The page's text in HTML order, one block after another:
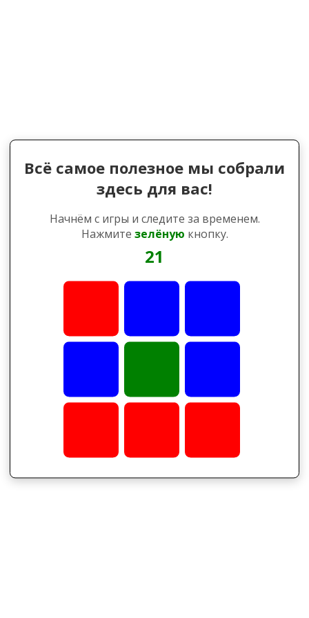
Всё самое полезное мы собрали
здесь для вас!
Начнём с игры и следите за временем.
Нажмите зелёную кнопку.
21